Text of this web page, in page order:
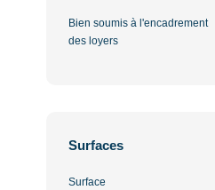
Bien soumis à l'encadrement
des loyers
Surfaces
Surface